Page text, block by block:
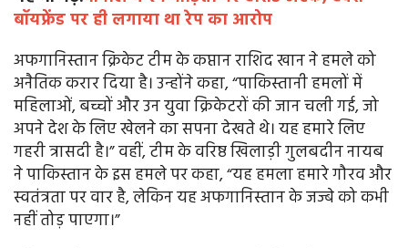
बॉयफ्रेंड पर ही लगाया था रेप का आरोप
अफगानिस्तान क्रिकेट टीम के कप्तान राशिद खान ने हमले को
अनैतिक करार दिया है। उन्होंने कहा, “पाकिस्तानी हमलों में
महिलाओं, बच्चों और उन युवा क्रिकेटरों की जान चली गई, जो
अपने देश के लिए खेलने का सपना देखते थे। यह हमारे लिए
गहरी त्रासदी है।” वहीं, टीम के वरिष्ठ खिलाड़ी गुलबदीन नायब
ने पाकिस्तान के इस हमले पर कहा, “यह हमला हमारे गौरव और
स्वतंत्रता पर वार है, लेकिन यह अफगानिस्तान के जज्बे को कभी
नहीं तोड़ पाएगा।”